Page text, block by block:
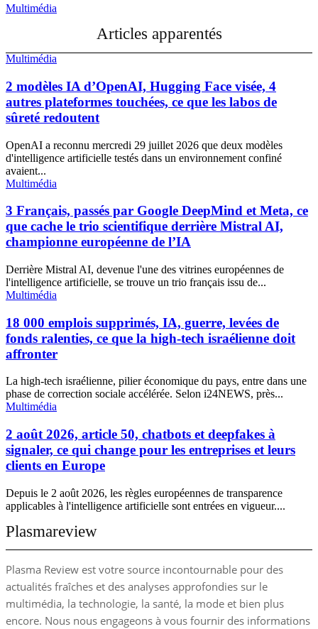
Multimédia
Articles apparentés
Multimédia
2 modèles IA d’OpenAI, Hugging Face visée, 4
autres plateformes touchées, ce que les labos de
sûreté redoutent
OpenAI a reconnu mercredi 29 juillet 2026 que deux modèles
d'intelligence artificielle testés dans un environnement confiné
avaient...
Multimédia
3 Français, passés par Google DeepMind et Meta, ce
que cache le trio scientifique derrière Mistral AI,
championne européenne de l’IA
Derrière Mistral AI, devenue l'une des vitrines européennes de
l'intelligence artificielle, se trouve un trio français issu de...
Multimédia
18 000 emplois supprimés, IA, guerre, levées de
fonds ralenties, ce que la high-tech israélienne doit
affronter
La high-tech israélienne, pilier économique du pays, entre dans une
phase de correction sociale accélérée. Selon i24NEWS, près...
Multimédia
2 août 2026, article 50, chatbots et deepfakes à
signaler, ce qui change pour les entreprises et leurs
clients en Europe
Depuis le 2 août 2026, les règles européennes de transparence
applicables à l'intelligence artificielle sont entrées en vigueur....
Plasmareview
Plasma Review est votre source incontournable pour des
actualités fraîches et des analyses approfondies sur le
multimédia, la technologie, la santé, la mode et bien plus
encore. Nous nous engageons à vous fournir des informations